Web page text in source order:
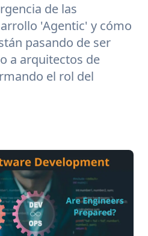
de las
'Agentic' y cómo
pasando de ser
a arquitectos de
el rol del